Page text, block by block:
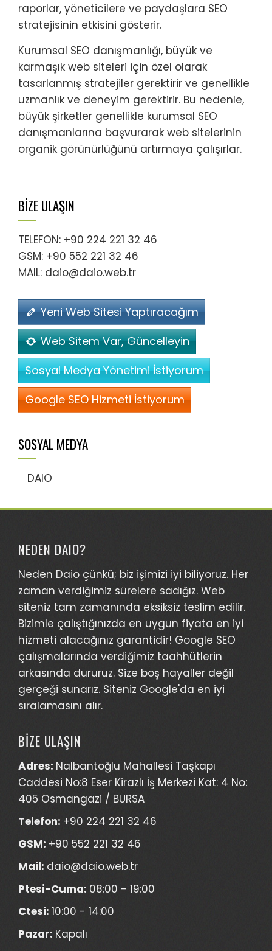
raporlar, yöneticilere ve paydaşlara SEO
stratejisinin etkisini gösterir.
Kurumsal SEO danışmanlığı, büyük ve
karmaşık web siteleri için özel olarak
tasarlanmış stratejiler gerektirir ve genellikle
uzmanlık ve deneyim gerektirir. Bu nedenle,
büyük şirketler genellikle kurumsal SEO
danışmanlarına başvurarak web sitelerinin
organik görünürlüğünü artırmaya çalışırlar.
BİZE ULAŞIN
TELEFON: +90 224 221 32 46
GSM: +90 552 221 32 46
MAIL: daio@daio.web.tr
Yeni Web Sitesi Yaptıracağım
Web Sitem Var, Güncelleyin
Sosyal Medya Yönetimi İstiyorum
Google SEO Hizmeti İstiyorum
SOSYAL MEDYA
DAIO
NEDEN DAIO?
Neden Daio çünkü; biz işimizi iyi biliyoruz. Her
zaman verdiğimiz sürelere sadığız. Web
siteniz tam zamanında eksiksiz teslim edilir.
Bizimle çalıştığınızda en uygun fiyata en iyi
hizmeti alacağınız garantidir! Google SEO
çalışmalarında verdiğimiz taahhütlerin
arkasında dururuz. Size boş hayaller değil
gerçeği sunarız. Siteniz Google'da en iyi
sıralamasını alır.
BİZE ULAŞIN
Adres: Nalbantoğlu Mahallesi Taşkapı
Caddesi No:8 Eser Kirazlı İş Merkezi Kat: 4 No:
405 Osmangazi / BURSA
Telefon: +90 224 221 32 46
GSM: +90 552 221 32 46
Mail: daio@daio.web.tr
Ptesi-Cuma: 08:00 - 19:00
Ctesi: 10:00 - 14:00
Pazar: Kapalı